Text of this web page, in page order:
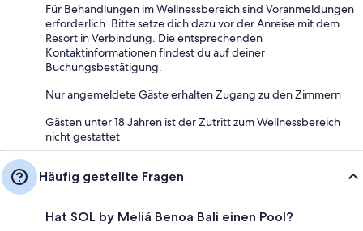
Für Behandlungen im Wellnessbereich sind Voranmeldungen
erforderlich. Bitte setze dich dazu vor der Anreise mit dem
Resort in Verbindung. Die entsprechenden
Kontaktinformationen findest du auf deiner
Buchungsbestätigung.
Nur angemeldete Gäste erhalten Zugang zu den Zimmern
Gästen unter 18 Jahren ist der Zutritt zum Wellnessbereich
nicht gestattet
Häufig gestellte Fragen
Hat SOL by Meliá Benoa Bali einen Pool?